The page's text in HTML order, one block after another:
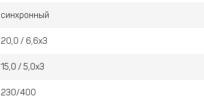
синхронный
20,0 / 6,6x3
15,0 / 5,0x3
230/400